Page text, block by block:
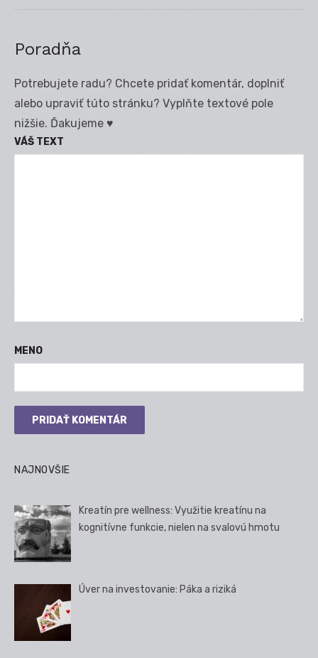
Poradňa
Potrebujete radu? Chcete pridať komentár, doplniť
alebo upraviť túto stránku? Vyplňte textové pole
nižšie. Ďakujeme ♥
VÁŠ TEXT
MENO
NAJNOVŠIE
Kreatín pre wellness: Využitie kreatínu na
kognitívne funkcie, nielen na svalovú hmotu
Úver na investovanie: Páka a riziká